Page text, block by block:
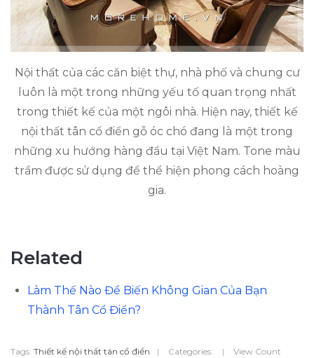
Nội thất của các căn biệt thự, nhà phố và chung cư
luôn là một trong những yếu tố quan trọng nhất
trong thiết kế của một ngôi nhà. Hiện nay, thiết kế
nội thất tân cổ điển gỗ óc chó đang là một trong
những xu hướng hàng đầu tại Việt Nam. Tone màu
trầm được sử dụng để thể hiện phong cách hoàng
gia.
Related
Làm Thế Nào Để Biến Không Gian Của Bạn
Thành Tân Cổ Điển?
Tags: Thiết kế nội thất tân cổ điển | Categories: |
View Count